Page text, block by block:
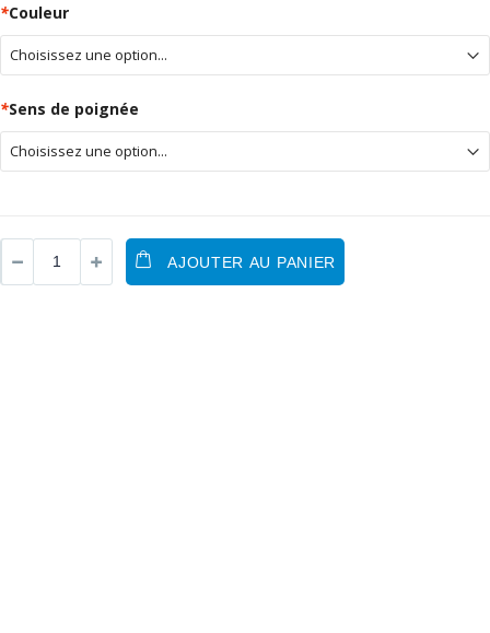
*Couleur
*Sens de poignée
AJOUTER AU PANIER